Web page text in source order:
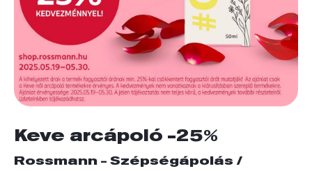
Keve arcápoló -25%
Rossmann - Szépségápolás /